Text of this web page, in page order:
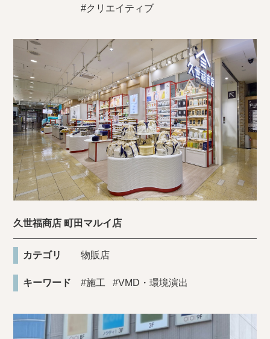
#クリエイティブ
久世福商店 町田マルイ店
カテゴリ 物販店
キーワード #施工 #VMD・環境演出